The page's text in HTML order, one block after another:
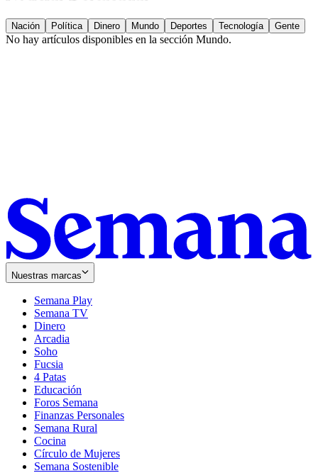
Nación Política Dinero Mundo Deportes Tecnología Gente
No hay artículos disponibles en la sección Mundo.
Nuestras marcas
Semana Play
Semana TV
Dinero
Arcadia
Soho
in
new
window
Fucsia
in
new
window
4 Patas
Educación
Foros Semana
Finanzas Personales
Semana Rural
Cocina
Círculo de Mujeres
Semana Sostenible